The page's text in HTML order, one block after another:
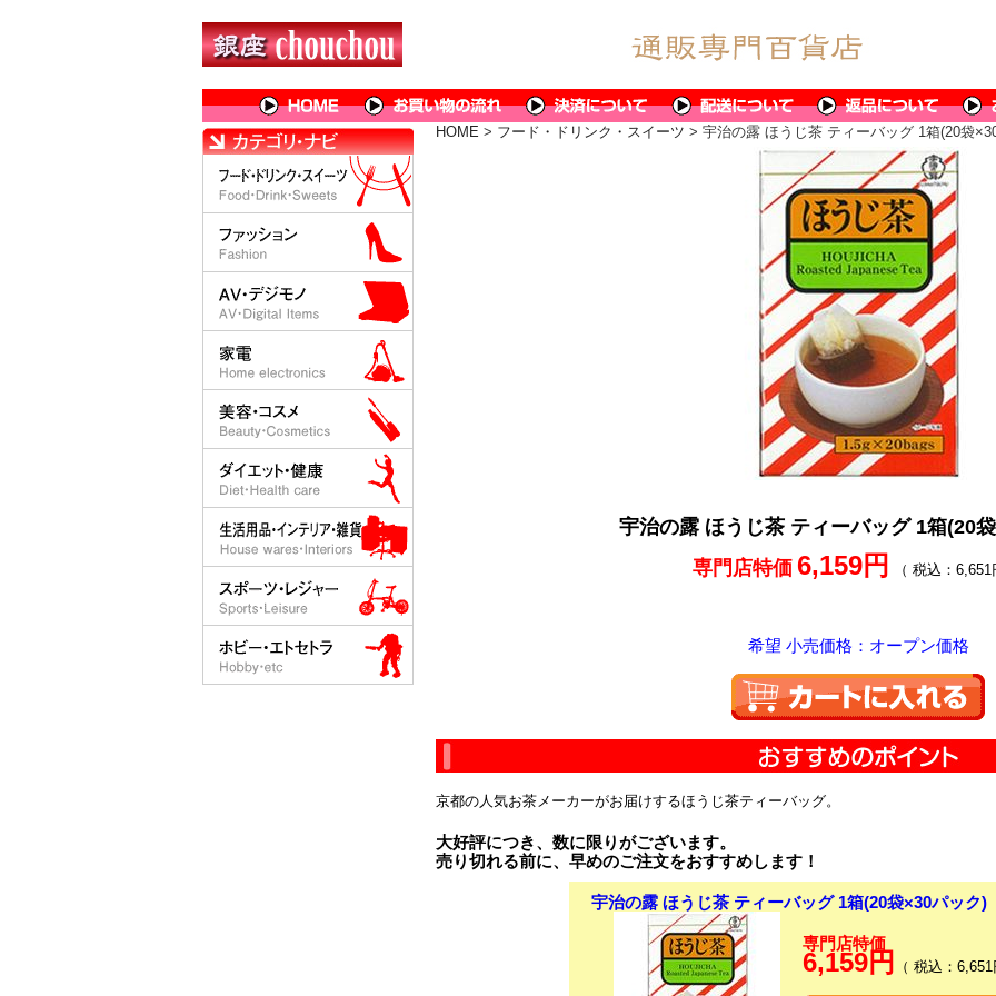
HOME > フード・ドリンク・スイーツ > 宇治の露 ほうじ茶 ティーバッグ 1箱(20袋
宇治の露 ほうじ茶 ティーバッグ 1箱(20
専門店特価 6,159円 （ 税込：6,651
希望 小売価格：オープン価格
京都の人気お茶メーカーがお届けするほうじ茶ティーバッグ。
大好評につき、数に限りがございます。
売り切れる前に、早めのご注文をおすすめします！
宇治の露 ほうじ茶 ティーバッグ 1箱(20袋×30パック)
専門店特価
6,159円 （ 税込：6,651